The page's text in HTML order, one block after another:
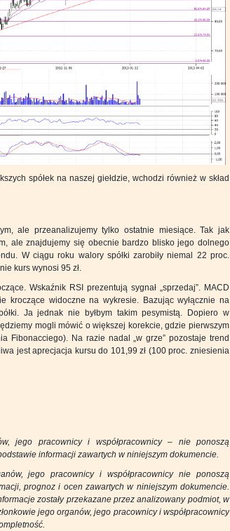
spółek na naszej giełdzie, wchodzi również w skład
ale przeanalizujemy tylko ostatnie miesiące. Tak jak
ale znajdujemy się obecnie bardzo blisko jego dolnego
W ciągu roku walory spółki zarobiły niemal 22 proc.
kurs wynosi 95 zł.
Wskaźnik RSI prezentują sygnał „sprzedaj”. MACD
kroczące widoczne na wykresie. Bazując wyłącznie na
Ja jednak nie byłbym takim pesymistą. Dopiero w
mogli mówić o większej korekcie, gdzie pierwszym
Fibonacciego). Na razie nadal „w grze” pozostaje trend
jest aprecjacja kursu do 101,99 zł (100 proc. zniesienia
jego pracownicy i współpracownicy – nie ponoszą
informacji zawartych w niniejszym dokumencie.
jego pracownicy i współpracownicy nie ponoszą
prognoz i ocen zawartych w niniejszym dokumencie.
zostały przekazane przez analizowany podmiot, w
jego organów, jego pracownicy i współpracownicy